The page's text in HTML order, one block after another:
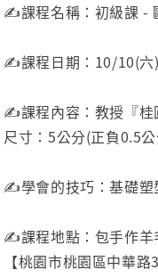
✍️課程名稱：初級課 -
✍️課程日期：10/10(六
✍️課程內容：教授『桂
尺寸：5公分(正負0.5
✍️學會的技巧：基礎塑
✍️課程地點：包手作羊
【桃園市桃園區中華路